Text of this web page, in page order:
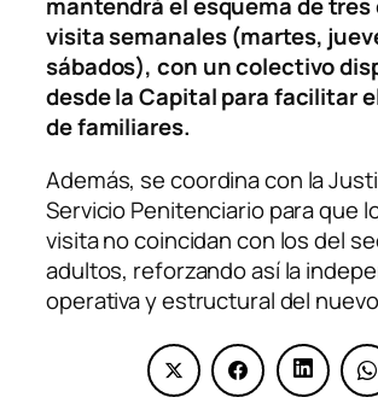
visita semanales (martes,
sábados), con un colectivo
desde la Capital para facilitar
de familiares.
Además, se coordina con la
Servicio Penitenciario para que
visita no coincidan con los del
adultos, reforzando así la
operativa y estructural del